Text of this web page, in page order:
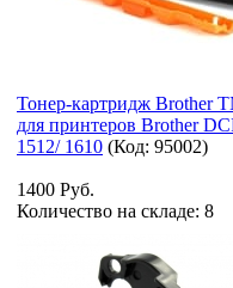
Тонер-картридж Brother
для принтеров Brother
1512/ 1610 (Код: 95002)
1400 Руб.
Количество на складе: 8